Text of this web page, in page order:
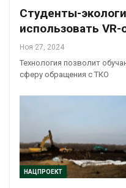
Студенты-
использовать VR-
Ноя 27, 2024
Технология позволит
сферу обращения с ТКО
НАЦПРОЕКТ